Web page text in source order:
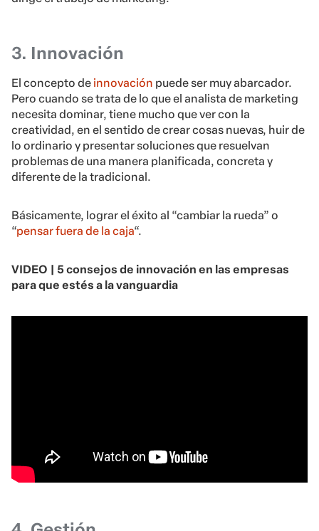
3. Innovación
El concepto de innovación puede ser muy abarcador.
Pero cuando se trata de lo que el analista de marketing
necesita dominar, tiene mucho que ver con la
creatividad, en el sentido de crear cosas nuevas, huir de
lo ordinario y presentar soluciones que resuelvan
problemas de una manera planificada, concreta y
diferente de la tradicional.
Básicamente, lograr el éxito al “cambiar la rueda” o
“pensar fuera de la caja“.
VIDEO | 5 consejos de innovación en las empresas
para que estés a la vanguardia